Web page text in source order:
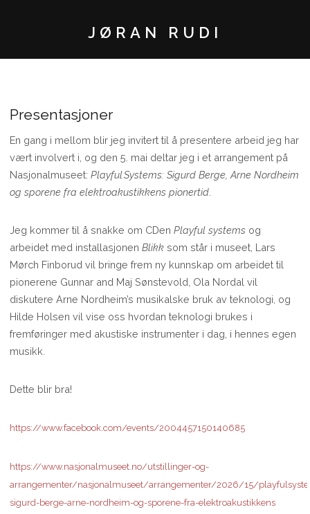
JØRAN RUDI
Presentasjoner
En gang i mellom blir jeg invitert til å presentere arbeid jeg har
vært involvert i, og den 5. mai deltar jeg i et arrangement på
Nasjonalmuseet: ​​Playful Systems: Sigurd Berge, Arne Nordheim
og sporene fra elektroakustikkens pionertid
Jeg kommer til å snakke om CDenPlayful systems og
arbeidet med installasjonenBlikk som står i museet, Lars
Mørch Finborud vil bringe frem ny kunnskap om arbeidet til
pionerene Gunnar and Maj Sønstevold, Ola Nordal vil
diskutere Arne Nordheim’s musikalske bruk av teknologi, og
Hilde Holsen vil vise oss hvordan teknologi brukes i
fremføringer med akustiske instrumenter i dag, i hennes egen
musikk.
Dette blir bra!
https://www.facebook.com/events/2004457150140685
https://www.nasjonalmuseet.no/utstillinger-og-
arrangementer/nasjonalmuseet/arrangementer/2026/15/
sigurd-berge-arne-nordheim-og-sporene-fra-elektroakustikkens